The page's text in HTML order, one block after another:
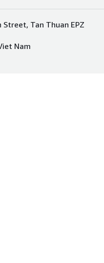
Street, Tan Thuan EPZ
Nam